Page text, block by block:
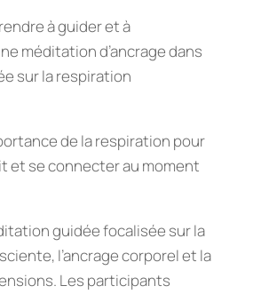
à guider et à
méditation d’ancrage dans
sur la respiration
de la respiration pour
et se connecter au moment
guidée focalisée sur la
l’ancrage corporel et la
Les participants